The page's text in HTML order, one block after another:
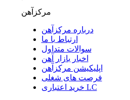
مرکزآهن
درباره مرکزآهن
ارتباط با ما
سوالات متداول
اخبار بازار آهن
اپلیکیشن مرکزآهن
فرصت های شغلی
خرید اعتباری LC